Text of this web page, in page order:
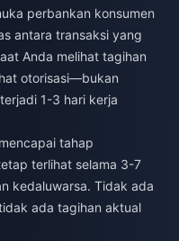
perbankan konsumen
antara transaksi yang
Anda melihat tagihan
otorisasi—bukan
1-3 hari kerja
tahap
terlihat selama 3-7
kedaluwarsa. Tidak ada
ada tagihan aktual